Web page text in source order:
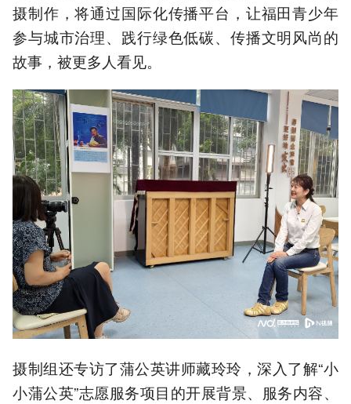
摄制作，将通过国际化传播平台，让福田青少年
参与城市治理、践行绿色低碳、传播文明风尚的
故事，被更多人看见。
摄制组还专访了蒲公英讲师藏玲玲，深入了解“小
小蒲公英”志愿服务项目的开展背景、服务内容、